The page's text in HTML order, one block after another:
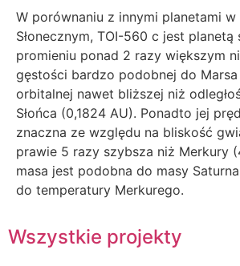
W porównaniu z innymi planetami w
Słonecznym, TOI-560 c jest planetą
promieniu ponad 2 razy większym
gęstości bardzo podobnej do Marsa
orbitalnej nawet bliższej niż
Słońca (0,1824 AU). Ponadto jej
znaczna ze względu na bliskość
prawie 5 razy szybsza niż Merkury
masa jest podobna do masy
do temperatury Merkurego.
Wszystkie projekty